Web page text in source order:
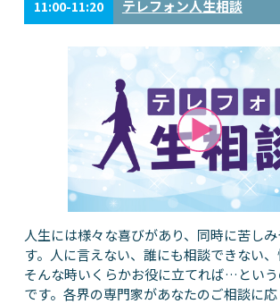
11:00-11:20 テレフォン人生相談
人生には様々な喜びがあり、同時に苦し
す。人に言えない、誰にも相談できない、
そんな時いくらかお役に立てれば…とい
です。各界の専門家があなたのご相談に応